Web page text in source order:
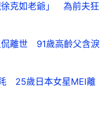
徐克如老爺」 為前夫狂
侃離世 91歲高齡父含淚
25歲日本女星MEI離